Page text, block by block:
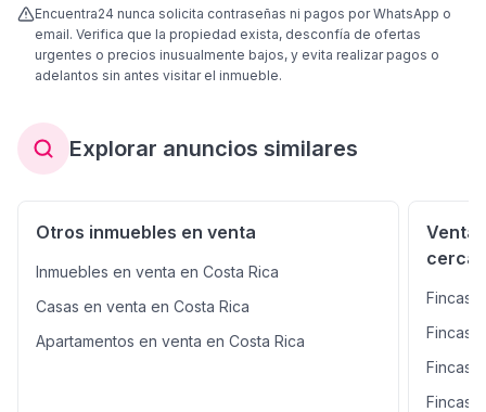
Encuentra24 nunca solicita contraseñas ni pagos por WhatsApp o
email. Verifica que la propiedad exista, desconfía de ofertas
urgentes o precios inusualmente bajos, y evita realizar pagos o
adelantos sin antes visitar el inmueble.
Explorar anuncios similares
Otros inmuebles en venta
Inmuebles en venta en Costa Rica
Casas en venta en Costa Rica
Apartamentos en venta en Costa Rica
Venta
Fincas
Fincas
Fincas
Fincas